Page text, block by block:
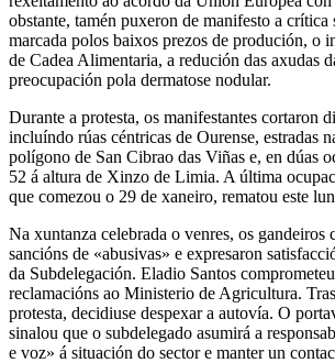
obstante, tamén puxeron de manifesto a crítica
marcada polos baixos prezos de produción, o
de Cadea Alimentaria, a redución das axudas
preocupación pola dermatose nodular.
Durante a protesta, os manifestantes cortaron
incluíndo rúas céntricas de Ourense, estradas
polígono de San Cibrao das Viñas e, en dúas
52 á altura de Xinzo de Limia. A última
que comezou o 29 de xaneiro, rematou este
Na xuntanza celebrada o venres, os gandeiros
sancións de «abusivas» e expresaron
da Subdelegación. Eladio Santos
reclamacións ao Ministerio de Agricultura.
protesta, decidiuse despexar a autovía. O
sinalou que o subdelegado asumirá a
e voz» á situación do sector e manter un